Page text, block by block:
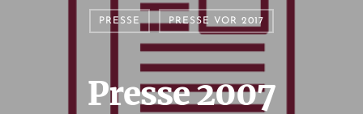
PRESSE PRESSE VOR 2017
Presse 2007